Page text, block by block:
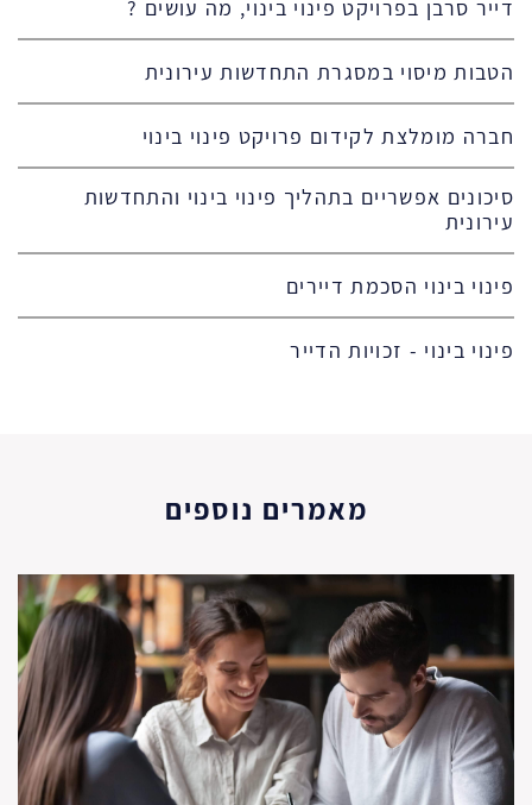
דייר סרבן בפרויקט פינוי בינוי, מה עושים ?
הטבות מיסוי במסגרת התחדשות עירונית
חברה מומלצת לקידום פרויקט פינוי בינוי
סיכונים אפשריים בתהליך פינוי בינוי והתחדשות
עירונית
פינוי בינוי הסכמת דיירים
פינוי בינוי - זכויות הדייר
מאמרים נוספים